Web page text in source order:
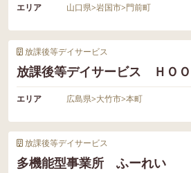
エリア 山口県>岩国市>門前町
放課後等デイサービス
放課後等デイサービス ＨＯ
エリア 広島県>大竹市>本町
放課後等デイサービス
多機能型事業所 ふーれい